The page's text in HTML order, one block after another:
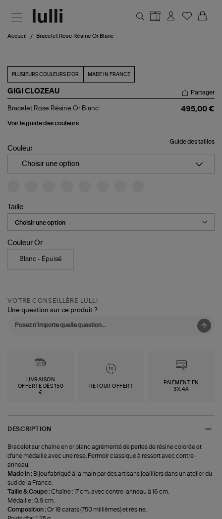
Accueil Bracelet Rose Résine Or Blanc
PLUSIEURS COULEURS D'OR MADE IN FRANCE
GIGI CLOZEAU
Bracelet
Résine
Partager
Bracelet Rose Résine Or Blanc 495,00 €
Voir le guide des couleurs
Guide des tailles
Couleur
Choisir une option
Taille
Couleur Or
Blanc - Épuisé
VOTRE CONSEILLÈRE LULLI
Une question sur ce produit ?
LIVRAISON
OFFERTE DÈS 150
€
RETOUR OFFERT
PAIEMENT EN
3X,4X
DESCRIPTION
Bracelet sur chaîne en or blanc agrémenté de perles de résine colorée et
d'une médaille avec une rose. Fermoir classique à ressort avec contre-
anneau.
Made in : Bijou fabriqué à la main par des artisans joailliers dans un atelier du
sud de la France.
Taille & Coupe :Chaîne : 17 cm, avec contre-anneau à 16 cm.
Médaille : 0,9 cm.
Composition :Or 18 carats (750 millièmes) et résine.